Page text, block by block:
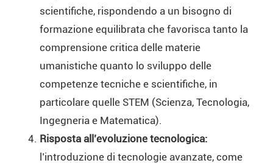
scientifiche, rispondendo a un bisogno di
formazione equilibrata che favorisca tanto la
comprensione critica delle materie
umanistiche quanto lo sviluppo delle
competenze tecniche e scientifiche, in
particolare quelle STEM (Scienza, Tecnologia,
Ingegneria e Matematica).
Risposta all’evoluzione tecnologica:
l’introduzione di tecnologie avanzate, come